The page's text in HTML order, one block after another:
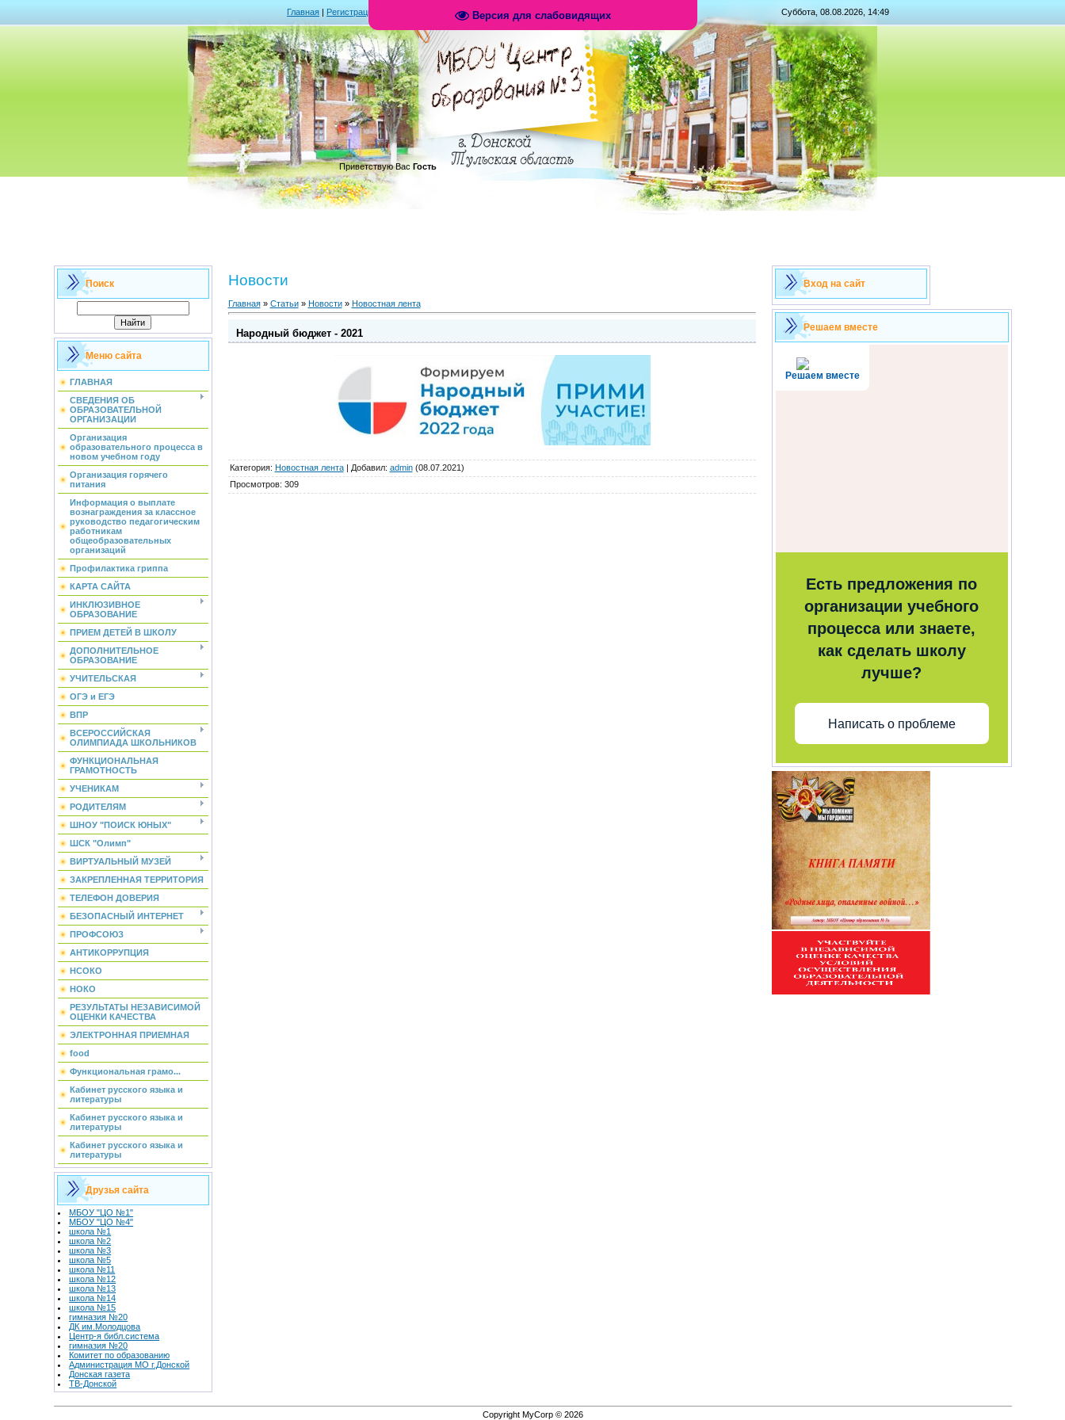
Версия для слабовидящих
Главная | Регистрация Суббота, 08.08.2026, 14:49
.
Приветствую Вас Гость
Поиск
Меню сайта
ГЛАВНАЯ
СВЕДЕНИЯ ОБ
ОБРАЗОВАТЕЛЬНОЙ
ОРГАНИЗАЦИИ
Организация
образовательного процесса в
новом учебном году
Организация горячего
питания
Информация о выплате
вознаграждения за классное
руководство педагогическим
работникам
общеобразовательных
организаций
Профилактика гриппа
КАРТА САЙТА
ИНКЛЮЗИВНОЕ
ОБРАЗОВАНИЕ
ПРИЕМ ДЕТЕЙ В ШКОЛУ
ДОПОЛНИТЕЛЬНОЕ
ОБРАЗОВАНИЕ
УЧИТЕЛЬСКАЯ
ОГЭ и ЕГЭ
ВПР
ВСЕРОССИЙСКАЯ
ОЛИМПИАДА ШКОЛЬНИКОВ
ФУНКЦИОНАЛЬНАЯ
ГРАМОТНОСТЬ
УЧЕНИКАМ
РОДИТЕЛЯМ
ШНОУ "ПОИСК ЮНЫХ"
ШСК "Олимп"
ВИРТУАЛЬНЫЙ МУЗЕЙ
ЗАКРЕПЛЕННАЯ ТЕРРИТОРИЯ
ТЕЛЕФОН ДОВЕРИЯ
БЕЗОПАСНЫЙ ИНТЕРНЕТ
ПРОФСОЮЗ
АНТИКОРРУПЦИЯ
НСОКО
НОКО
РЕЗУЛЬТАТЫ НЕЗАВИСИМОЙ
ОЦЕНКИ КАЧЕСТВА
ЭЛЕКТРОННАЯ ПРИЕМНАЯ
food
Функциональная грамо...
Кабинет русского языка и
литературы
Кабинет русского языка и
литературы
Кабинет русского языка и
литературы
Друзья сайта
МБОУ "ЦО №1"
МБОУ "ЦО №4"
школа №1
школа №2
школа №3
школа №5
школа №11
школа №12
школа №13
школа №14
школа №15
гимназия №20
ДК им.Молодцова
Центр-я библ.система
гимназия №20
Комитет по образованию
Администрация МО г.Донской
Донская газета
ТВ-Донской
Новости
Главная» Статьи» Новости» Новостная лента
Народный бюджет - 2021
Категория: Новостная лента| Добавил: admin(08.07.2021)
Просмотров: 309
Вход на сайт
Решаем вместе
Решаем вместе
Есть предложения по
организации учебного
процесса или знаете,
как сделать школу
лучше?
Написать о проблеме
Copyright MyCorp © 2026